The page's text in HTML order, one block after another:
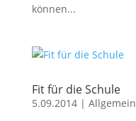
können...
Fit für die Schule
5.09.2014| Allgemein